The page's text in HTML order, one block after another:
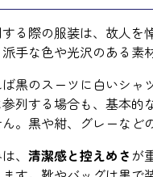
る際の服装は、故人を
手な色や光沢のある素
黒のスーツに白いシャ
列する場合も、基本
。黒や紺、グレーなど
、 清潔感と控えめさ が